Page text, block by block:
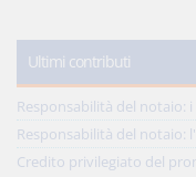
Ultimi contributi
Responsabilità del notaio:
Responsabilità del notaio:
Credito privilegiato del